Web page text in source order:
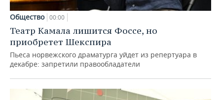
Общество 00:00
Театр Камала лишится Фоссе, но
приобретет Шекспира
Пьеса норвежского драматурга уйдет из репертуара в
декабре: запретили правообладатели